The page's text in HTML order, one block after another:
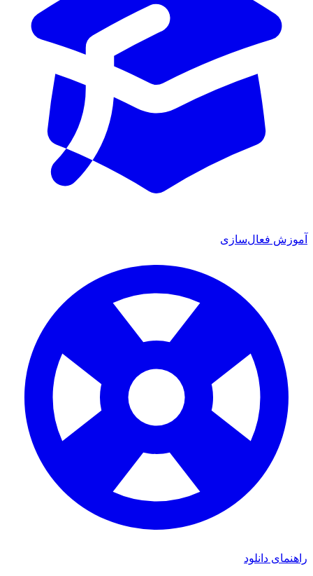
فعال‌سازی
دانلود